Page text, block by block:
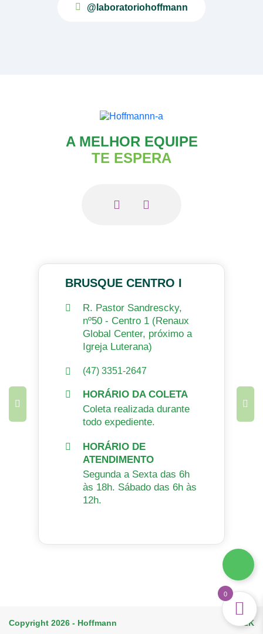
@laboratoriohoffmann
A MELHOR EQUIPE
TE ESPERA
BRUSQUE CENTRO I
R. Pastor Sandrescky,
nº50 - Centro 1 (Renaux
Global Center, próximo a
Igreja Luterana)
(47) 3351-2647
HORÁRIO DA COLETA
Coleta realizada durante
todo expediente.
HORÁRIO DE
ATENDIMENTO
Segunda a Sexta das 6h
às 18h. Sábado das 6h às
12h.
Copyright 2026 - Hoffmann H2K
0